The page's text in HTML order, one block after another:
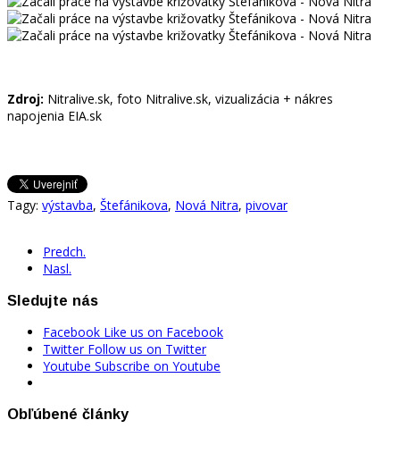
Zdroj: Nitralive.sk, foto Nitralive.sk, vizualizácia + nákres
napojenia EIA.sk
Tagy: výstavba, Štefánikova, Nová Nitra, pivovar
Predch.
Nasl.
Sledujte nás
Facebook Like us on Facebook
Twitter Follow us on Twitter
Youtube Subscribe on Youtube
Obľúbené články